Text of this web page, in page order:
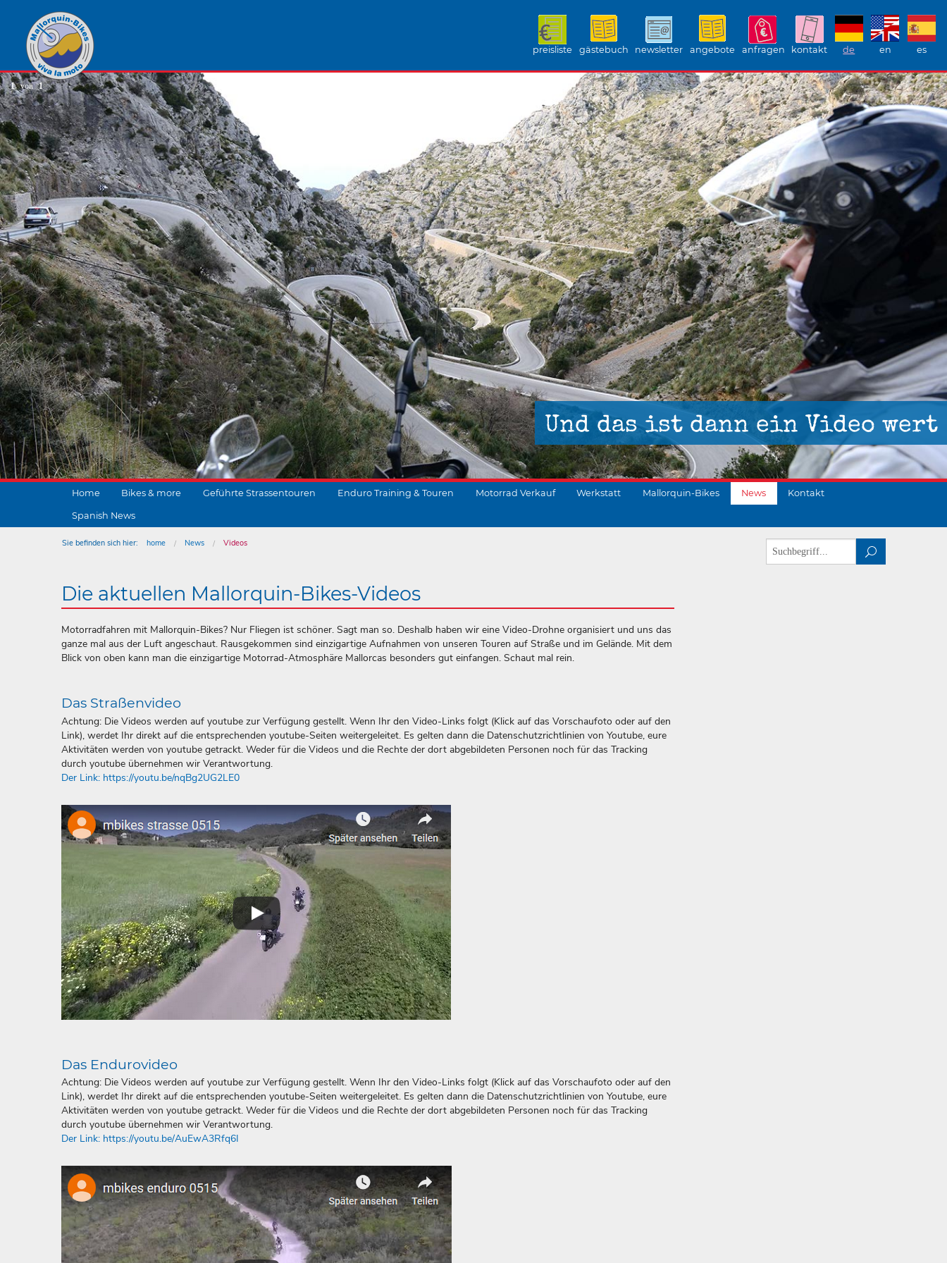
preisliste gästebuch newsletter angebote anfragen kontakt de en es
Und das ist dann ein Video wert
1 von 1
Home Bikes & more Geführte Strassentouren Enduro Training & Touren Motorrad Verkauf Werkstatt Mallorquin-Bikes News Kontakt
Spanish News
Sie befinden sich hier: home News
Videos
Die aktuellen Mallorquin-Bikes-Videos
Motorradfahren mit Mallorquin-Bikes? Nur Fliegen ist schöner. Sagt man so. Deshalb haben wir eine Video-Drohne organisiert und uns das
ganze mal aus der Luft angeschaut. Rausgekommen sind einzigartige Aufnahmen von unseren Touren auf Straße und im Gelände. Mit dem
Blick von oben kann man die einzigartige Motorrad-Atmosphäre Mallorcas besonders gut einfangen. Schaut mal rein.
Das Straßenvideo
Achtung: Die Videos werden auf youtube zur Verfügung gestellt. Wenn Ihr den Video-Links folgt (Klick auf das Vorschaufoto oder auf den
Link), werdet Ihr direkt auf die entsprechenden youtube-Seiten weitergeleitet. Es gelten dann die Datenschutzrichtlinien von Youtube, eure
Aktivitäten werden von youtube getrackt. Weder für die Videos und die Rechte der dort abgebildeten Personen noch für das Tracking
durch youtube übernehmen wir Verantwortung.
Der Link: https://youtu.be/nqBg2UG2LE0
Das Endurovideo
Achtung: Die Videos werden auf youtube zur Verfügung gestellt. Wenn Ihr den Video-Links folgt (Klick auf das Vorschaufoto oder auf den
Link), werdet Ihr direkt auf die entsprechenden youtube-Seiten weitergeleitet. Es gelten dann die Datenschutzrichtlinien von Youtube, eure
Aktivitäten werden von youtube getrackt. Weder für die Videos und die Rechte der dort abgebildeten Personen noch für das Tracking
durch youtube übernehmen wir Verantwortung.
Der Link: https://youtu.be/AuEwA3Rfq6I